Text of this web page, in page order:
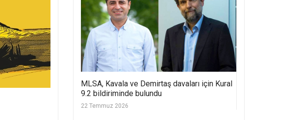
MLSA, Kavala ve Demirtaş davaları için Kural
9.2 bildiriminde bulundu
22 Temmuz 2026